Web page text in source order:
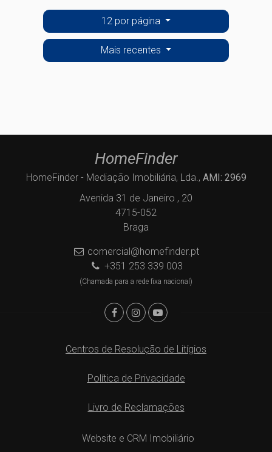
12 por página
Mais recentes
HomeFinder
HomeFinder - Mediação Imobiliária, Lda., AMI: 2969
Avenida 31 de Janeiro , 20
4715-052
Braga
comercial@homefinder.pt
+351 253 339 003
(Chamada para a rede fixa nacional)
Centros de Resolução de Litígios
Política de Privacidade
Livro de Reclamações
Website e CRM Imobiliário